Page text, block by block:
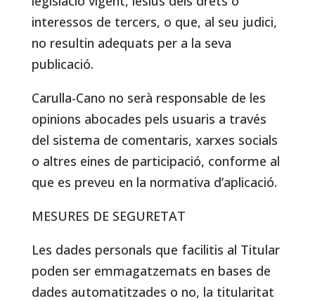
interessos de tercers, o que, al seu judici,
no resultin adequats per a la seva
publicació.
Carulla-Cano no serà responsable de les
opinions abocades pels usuaris a través
del sistema de comentaris, xarxes socials
o altres eines de participació, conforme al
que es preveu en la normativa d’aplicació.
MESURES DE SEGURETAT
Les dades personals que facilitis al Titular
poden ser emmagatzemats en bases de
dades automatitzades o no, la titularitat